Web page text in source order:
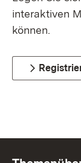
interaktiven
können.